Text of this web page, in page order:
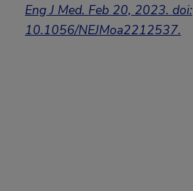
Eng J Med. Feb 20, 2023. doi:
10.1056/NEJMoa2212537.